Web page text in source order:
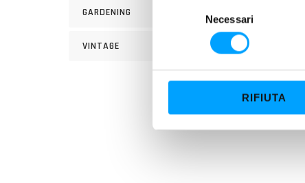
z
Necessari
RIFIUTA
GARDENING
VINTAGE
La
Si